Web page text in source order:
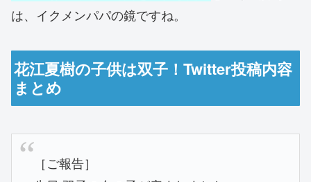
は、イクメンパパの鏡ですね。
花江夏樹の子供は双子！Twitter投稿内容
まとめ
［ご報告］